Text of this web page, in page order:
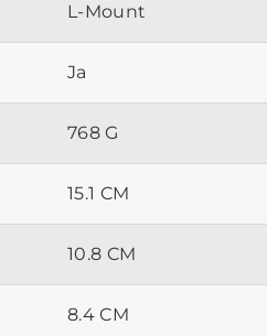
L-Mount
Ja
768 G
15.1 CM
10.8 CM
8.4 CM